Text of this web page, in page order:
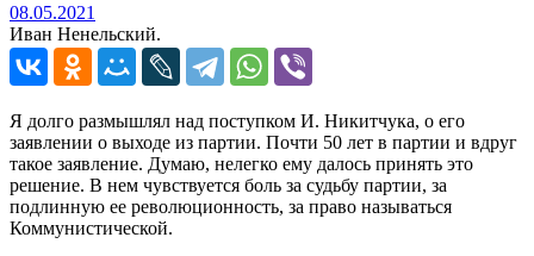
08.05.2021
Иван Ненельский.
Я долго размышлял над поступком И. Никитчука, о его
заявлении о выходе из партии. Почти 50 лет в партии и вдруг
такое заявление. Думаю, нелегко ему далось принять это
решение. В нем чувствуется боль за судьбу партии, за
подлинную ее революционность, за право называться
Коммунистической.